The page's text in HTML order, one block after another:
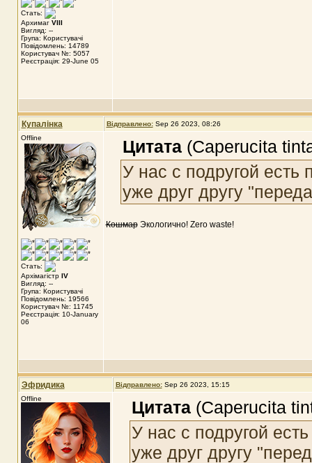
Стать:
Архимаг VIII
Вигляд: --
Група: Користувачі
Повідомлень: 14789
Користувач №: 5057
Реєстрація: 29-June 05
Купалінка Відправлено: Sep 26 2023, 08:26
Offline
Стать:
Архімагістр IV
Вигляд: --
Група: Користувачі
Повідомлень: 19566
Користувач №: 11745
Реєстрація: 10-January
06
Цитата(Caperucita
У нас с подругой есть
уже друг другу
КошмарЭкологично! Zero waste!
Эфридика Відправлено: Sep 26 2023, 15:15
Offline
Цитата(Caperucita
У нас с подругой
уже друг другу